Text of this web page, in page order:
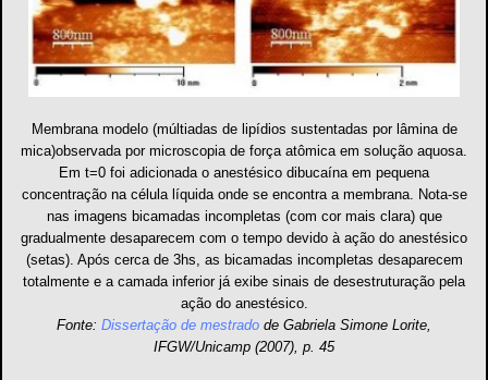
Membrana modelo (múltiadas de lipídios sustentadas por lâmina de
mica)observada por microscopia de força atômica em solução aquosa.
Em t=0 foi adicionada o anestésico dibucaína em pequena
concentração na célula líquida onde se encontra a membrana. Nota-se
nas imagens bicamadas incompletas (com cor mais clara) que
gradualmente desaparecem com o tempo devido à ação do anestésico
(setas). Após cerca de 3hs, as bicamadas incompletas desaparecem
totalmente e a camada inferior já exibe sinais de desestruturação pela
ação do anestésico.
Fonte: Dissertação de mestrado de Gabriela Simone Lorite,
IFGW/Unicamp (2007), p. 45